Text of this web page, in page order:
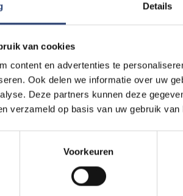
Details
van cookies
content en advertenties te
Ook delen we informatie over uw
Deze partners kunnen deze
verzameld op basis van uw gebruik van
Voorkeuren
URL*
De volledige URL van de pagina waar je de fout zag.
Bv. https://www.vub.be/nl/studeren-aan-de-vub/alle-